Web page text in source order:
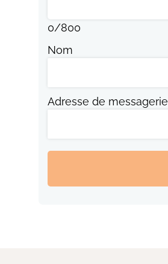
0/800
Nom
Adresse de messagerie